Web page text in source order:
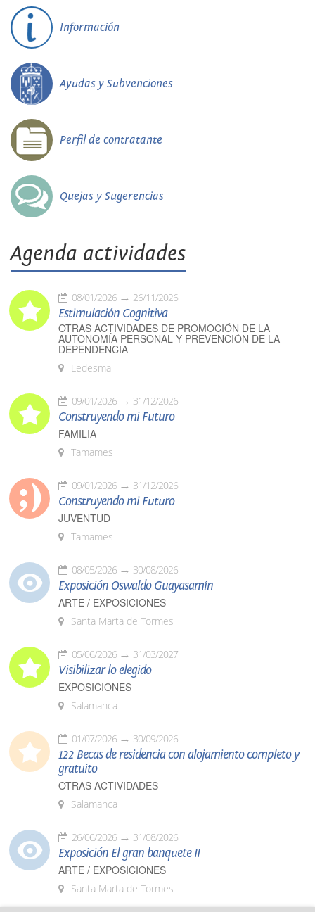
Información
Ayudas y Subvenciones
Perfil de contratante
Quejas y Sugerencias
Agenda actividades
08/01/2026 26/11/2026
Estimulación Cognitiva
OTRAS ACTIVIDADES DE PROMOCIÓN DE LA
AUTONOMÍA PERSONAL Y PREVENCIÓN DE LA
DEPENDENCIA
Ledesma
09/01/2026 31/12/2026
Construyendo mi Futuro
FAMILIA
Tamames
09/01/2026 31/12/2026
Construyendo mi Futuro
JUVENTUD
Tamames
08/05/2026 30/08/2026
Exposición Oswaldo Guayasamín
ARTE / EXPOSICIONES
Santa Marta de Tormes
05/06/2026 31/03/2027
Visibilizar lo elegido
EXPOSICIONES
Salamanca
01/07/2026 30/09/2026
122 Becas de residencia con alojamiento completo y
gratuito
OTRAS ACTIVIDADES
Salamanca
26/06/2026 31/08/2026
Exposición El gran banquete II
ARTE / EXPOSICIONES
Santa Marta de Tormes